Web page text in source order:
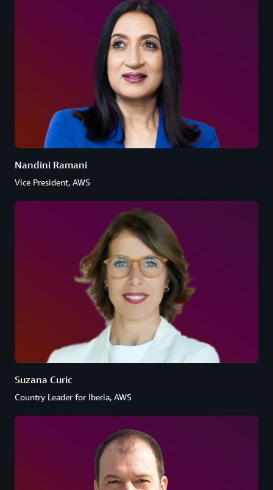
Nandini Ramani
Vice President, AWS
Suzana Curic
Country Leader for Iberia, AWS